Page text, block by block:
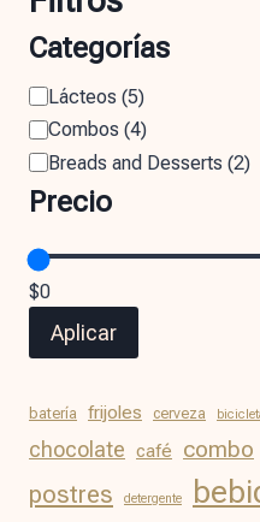
Categorías
Lácteos (5)
Combos (4)
Breads and Desserts (2)
Precio
$0
Aplicar
batería frijoles cerveza
chocolate café combo
postres detergente